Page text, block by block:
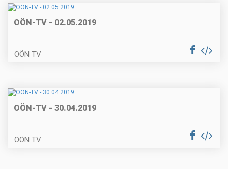
OÖN-TV - 02.05.2019
OÖN TV
OÖN-TV - 30.04.2019
OÖN TV